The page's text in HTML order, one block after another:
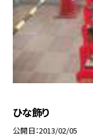
ひな飾り
公開日 2013/02/05